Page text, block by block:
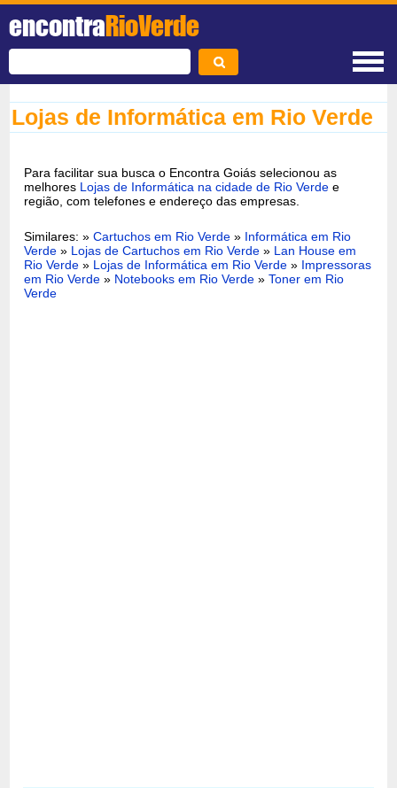
encontraRioVerde
Lojas de Informática em Rio Verde
Para facilitar sua busca o Encontra Goiás selecionou as
melhores Lojas de Informática na cidade de Rio Verdee
região, com telefones e endereço das empresas.
Similares: »Cartuchos em Rio Verde » Informática em Rio
Verde » Lojas de Cartuchos em Rio Verde » Lan House em
Rio Verde » Lojas de Informática em Rio Verde » Impressoras
em Rio Verde » Notebooks em Rio Verde »Toner em Rio
Verde